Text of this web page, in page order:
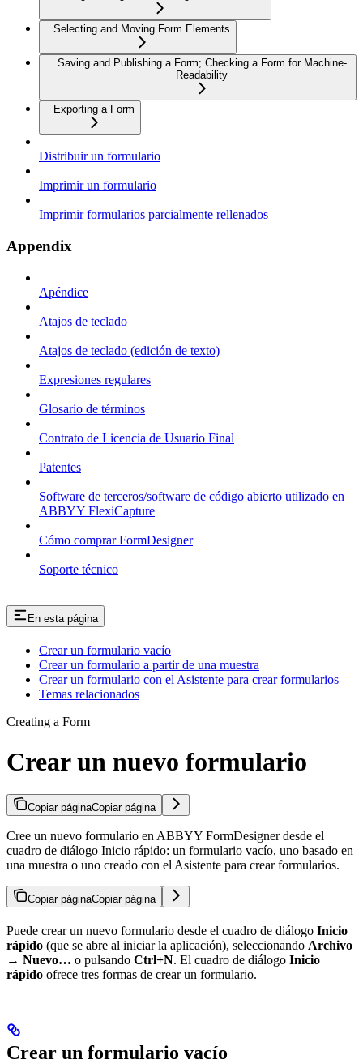
Selecting and Moving Form Elements
Saving and Publishing a Form; Checking a Form for Machine-
Readability
Exporting a Form
Distribuir un formulario
Imprimir un formulario
Imprimir formularios parcialmente rellenados
Appendix
Apéndice
Atajos de teclado
Atajos de teclado (edición de texto)
Expresiones regulares
Glosario de términos
Contrato de Licencia de Usuario Final
Patentes
Software de terceros/software de código abierto utilizado en
ABBYY FlexiCapture
Cómo comprar FormDesigner
Soporte técnico
En esta página
Crear un formulario vacío
Crear un formulario a partir de una muestra
Crear un formulario con el Asistente para crear formularios
Temas relacionados
Creating a Form
Crear un nuevo formulario
Copiar páginaCopiar página
Cree un nuevo formulario en ABBYY FormDesigner desde el
cuadro de diálogo Inicio rápido: un formulario vacío, uno basado en
una muestra o uno creado con el Asistente para crear formularios.
Copiar páginaCopiar página
Puede crear un nuevo formulario desde el cuadro de diálogo Inicio
rápido (que se abre al iniciar la aplicación), seleccionando Archivo
→ Nuevo… o pulsando Ctrl+N. El cuadro de diálogo Inicio
rápido ofrece tres formas de crear un formulario.
Crear un formulario vacío